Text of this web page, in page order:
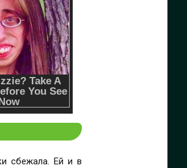
сбежала. Ей и в